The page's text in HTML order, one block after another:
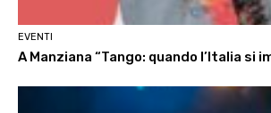
EVENTI
A Manziana “Tango: quando l’Italia si